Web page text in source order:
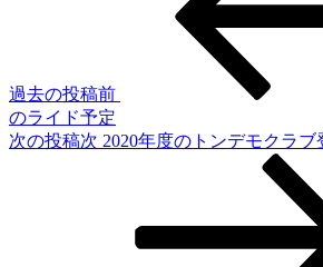
過去の投稿前
のライド予定
次の投稿次 2020年度のトンデモクラブ